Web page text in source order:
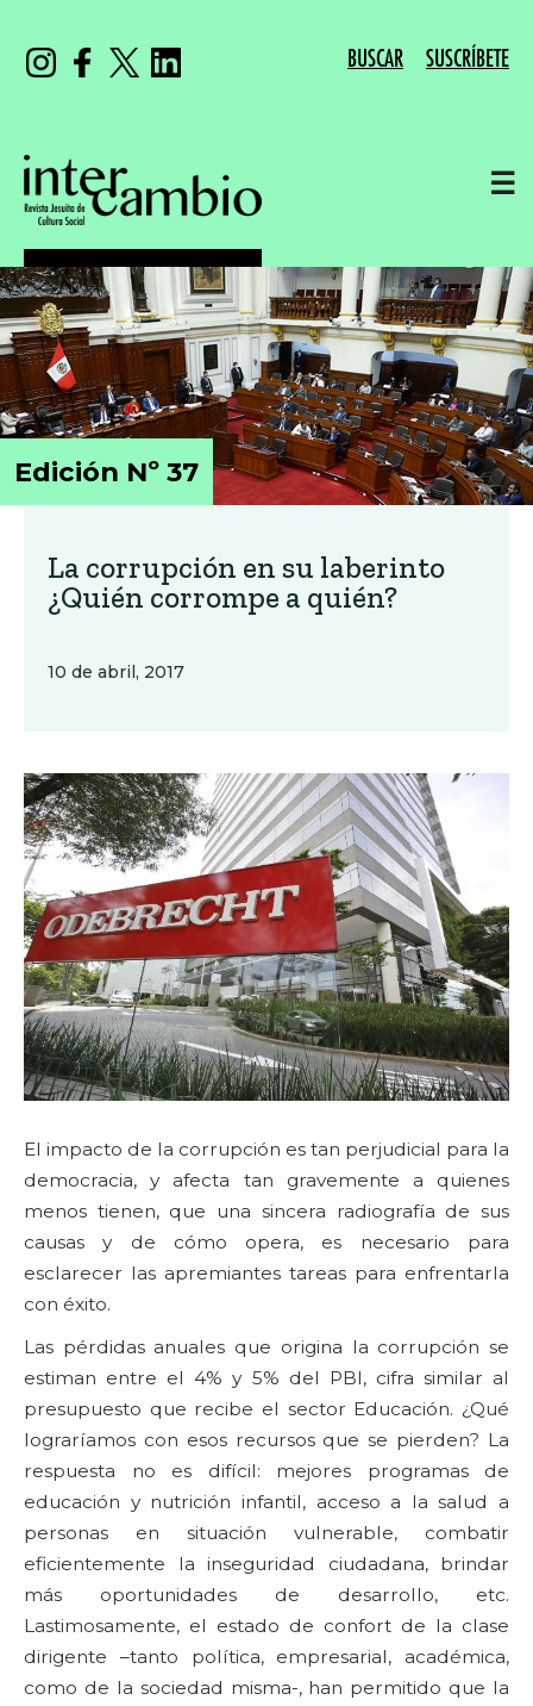
BUSCAR SUSCRÍBETE
☰
Edición Nº 37
La corrupción en su laberinto
¿Quién corrompe a quién?
10 de abril, 2017
El impacto de la corrupción es tan perjudicial para la
democracia, y afecta tan gravemente a quienes
menos tienen, que una sincera radiografía de sus
causas y de cómo opera, es necesario para
esclarecer las apremiantes tareas para enfrentarla
con éxito.
Las pérdidas anuales que origina la corrupción se
estiman entre el 4% y 5% del PBI, cifra similar al
presupuesto que recibe el sector Educación. ¿Qué
lograríamos con esos recursos que se pierden? La
respuesta no es difícil: mejores programas de
educación y nutrición infantil, acceso a la salud a
personas en situación vulnerable, combatir
eficientemente la inseguridad ciudadana, brindar
más oportunidades de desarrollo, etc.
Lastimosamente, el estado de confort de la clase
dirigente –tanto política, empresarial, académica,
como de la sociedad misma-, han permitido que la